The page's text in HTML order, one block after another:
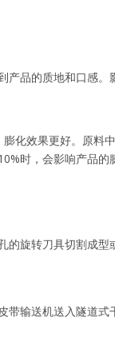
产品的质地和口感
化效果更好。原料
时，会影响产品
旋转刀具切割成型
带输送机送入隧道